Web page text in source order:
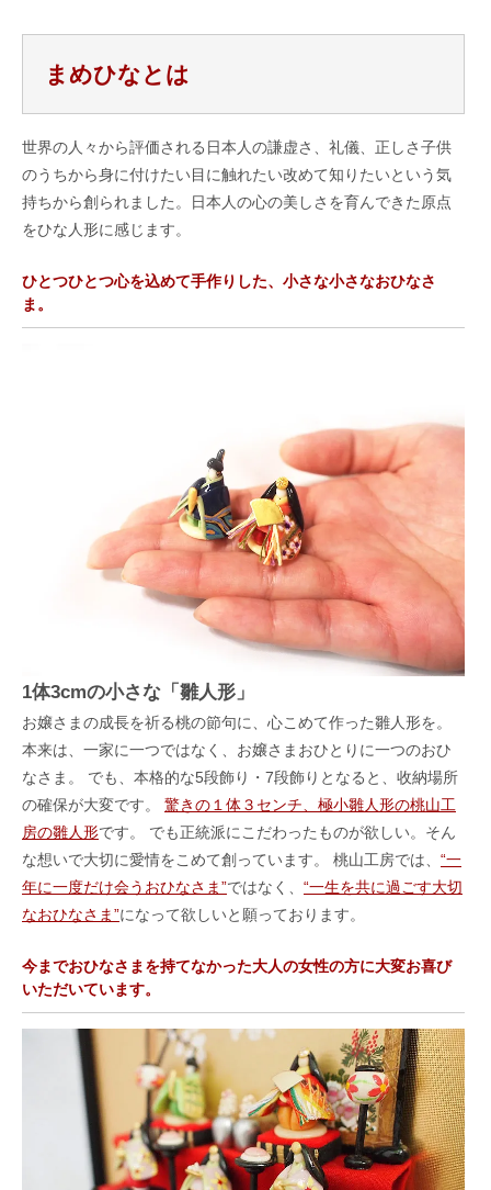
まめひなとは
世界の人々から評価される日本人の謙虚さ、礼儀、正しさ子供
のうちから身に付けたい目に触れたい改めて知りたいという気
持ちから創られました。日本人の心の美しさを育んできた原点
をひな人形に感じます。
ひとつひとつ心を込めて手作りした、小さな小さなおひなさ
ま。
1体3cmの小さな「雛人形」
お嬢さまの成長を祈る桃の節句に、心こめて作った雛人形を。
本来は、一家に一つではなく、お嬢さまおひとりに一つのおひ
なさま。 でも、本格的な5段飾り・7段飾りとなると、收納場所
の確保が大変です。 驚きの１体３センチ、極小雛人形の桃山工
房の雛人形です。 でも正統派にこだわったものが欲しい。そん
な想いで大切に愛情をこめて創っています。 桃山工房では、 “一
年に一度だけ会うおひなさま”ではなく、 “一生を共に過ごす大切
なおひなさま”になって欲しいと願っております。
今までおひなさまを持てなかった大人の女性の方に大変お喜び
いただいています。